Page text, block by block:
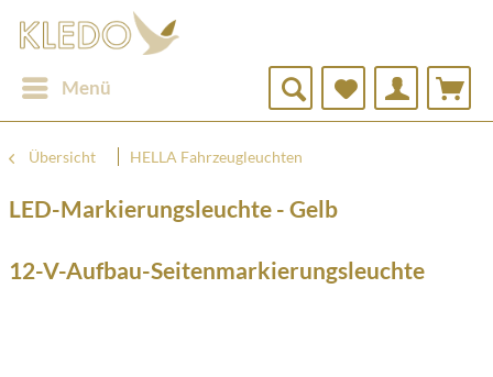
Menü
Übersicht HELLA Fahrzeugleuchten
LED-Markierungsleuchte - Gelb
12-V-Aufbau-Seitenmarkierungsleuchte